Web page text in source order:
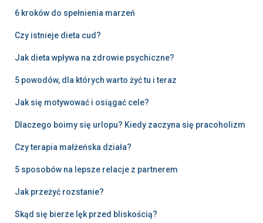
6 kroków do spełnienia marzeń
Czy istnieje dieta cud?
Jak dieta wpływa na zdrowie psychiczne?
5 powodów, dla których warto żyć tu i teraz
Jak się motywować i osiągać cele?
Dlaczego boimy się urlopu? Kiedy zaczyna się pracoholizm
Czy terapia małżeńska działa?
5 sposobów na lepsze relacje z partnerem
Jak przeżyć rozstanie?
Skąd się bierze lęk przed bliskością?